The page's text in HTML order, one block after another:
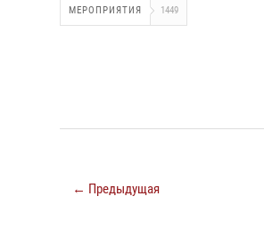
МЕРОПРИЯТИЯ 1449
← Предыдущая